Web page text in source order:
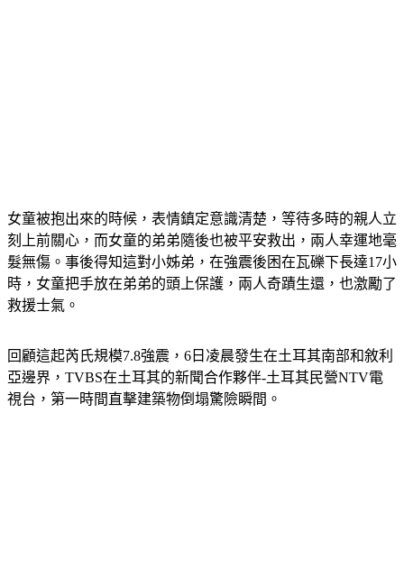
刻上前關心，而女童的弟弟隨後也被平安救出，兩人幸運地毫
髮無傷。事後得知這對小姊弟，在強震後困在瓦礫下長達17小
時，女童把手放在弟弟的頭上保護，兩人奇蹟生還，也激勵了
救援士氣。
亞邊界，TVBS在土耳其的新聞合作夥伴-土耳其民營NTV電
視台，第一時間直擊建築物倒塌驚險瞬間。